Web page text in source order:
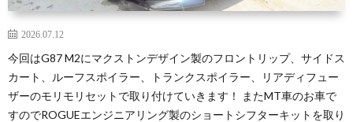
2026.07.12
今回はG87 M2にマクストンデザイン製のフロントリップ、サイドス
カート、ルーフスポイラー、トランクスポイラー、リアディフュー
ザーのモリモリセットで取り付けていきます！ またMT車のお車で
すのでROGUEエンジニアリング製のショートシフターキットを取り